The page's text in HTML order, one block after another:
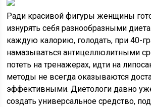
Ради красивой фигуры женщины
изнурять себя разнообразными
каждую калорию, голодать, при 40-
намазываться антицеллюлитными
потеть на тренажерах, идти на
методы не всегда оказываются
эффективными. Диетологи давно
создать универсальное средство,